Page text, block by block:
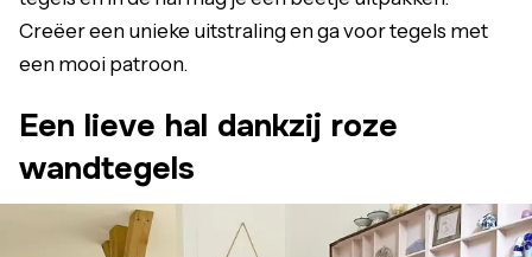
Creëer een unieke uitstraling en ga voor tegels met
een mooi patroon.
Een lieve hal dankzij roze
wandtegels